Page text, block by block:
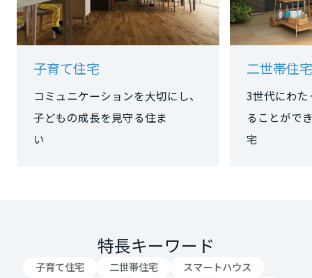
子育て住宅
コミュニケーションを大切にし、
子どもの成長を見守る住ま
い
二世帯住宅
3世代にわ
ることがで
宅
特長キーワード
子育て住宅 二世帯住宅
スマートハウス
岐阜県
静岡県
滋賀県